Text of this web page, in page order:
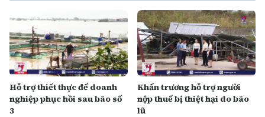
Hỗ trợ thiết thực để doanh
nghiệp phục hồi sau bão số
3
Khẩn trương hỗ trợ người
nộp thuế bị thiệt hại do bão
lũ